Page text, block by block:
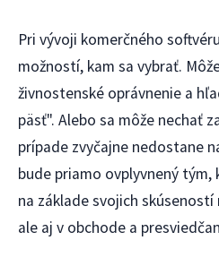
Pri vývoji komerčného
možností, kam sa vybrať.
živnostenské oprávnenie a
päsť". Alebo sa môže nechať
prípade zvyčajne nedostane
bude priamo ovplyvnený
na základe svojich
ale aj v obchode a